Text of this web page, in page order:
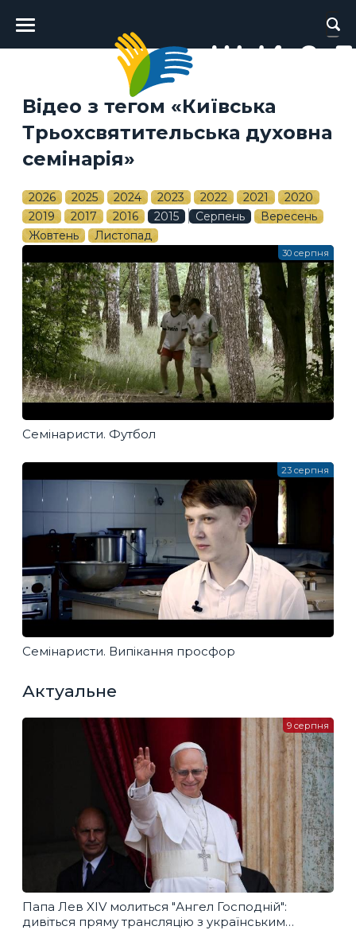
Головне
меню
Відео з тегом «Київська
Трьохсвятительська духовна
семінарія»
2026 2025 2024 2023 2022 2021
2020
2019
2017 2016 2015 Серпень
Вересень
Жовтень
Листопад
Семінаристи. Футбол
30 серпня
Семінаристи. Випікання просфор
23 серпня
Актуальне
Папа Лев XIV молиться "Ангел Господній":
дивіться пряму трансляцію з українським
9 серпня